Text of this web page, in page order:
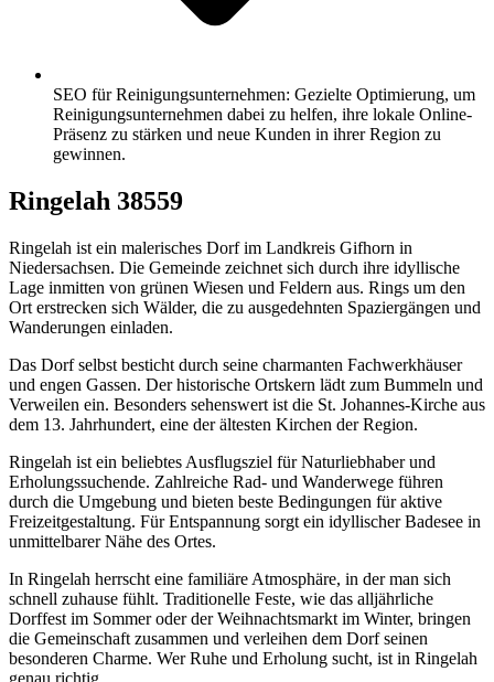
SEO für Reinigungsunternehmen: Gezielte Optimierung, um
Reinigungsunternehmen dabei zu helfen, ihre lokale Online-
Präsenz zu stärken und neue Kunden in ihrer Region zu
gewinnen.
Ringelah 38559
Ringelah ist ein malerisches Dorf im Landkreis Gifhorn in
Niedersachsen. Die Gemeinde zeichnet sich durch ihre idyllische
Lage inmitten von grünen Wiesen und Feldern aus. Rings um den
Ort erstrecken sich Wälder, die zu ausgedehnten Spaziergängen und
Wanderungen einladen.
Das Dorf selbst besticht durch seine charmanten Fachwerkhäuser
und engen Gassen. Der historische Ortskern lädt zum Bummeln und
Verweilen ein. Besonders sehenswert ist die St. Johannes-Kirche aus
dem 13. Jahrhundert, eine der ältesten Kirchen der Region.
Ringelah ist ein beliebtes Ausflugsziel für Naturliebhaber und
Erholungssuchende. Zahlreiche Rad- und Wanderwege führen
durch die Umgebung und bieten beste Bedingungen für aktive
Freizeitgestaltung. Für Entspannung sorgt ein idyllischer Badesee in
unmittelbarer Nähe des Ortes.
In Ringelah herrscht eine familiäre Atmosphäre, in der man sich
schnell zuhause fühlt. Traditionelle Feste, wie das alljährliche
Dorffest im Sommer oder der Weihnachtsmarkt im Winter, bringen
die Gemeinschaft zusammen und verleihen dem Dorf seinen
besonderen Charme. Wer Ruhe und Erholung sucht, ist in Ringelah
genau richtig.